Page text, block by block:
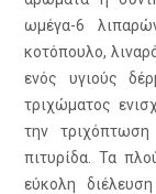
ωμέγα-6
κοτόπουλο,
ενός υγιούς
τριχώματος
την
πιτυρίδα. Τα
εύκολη